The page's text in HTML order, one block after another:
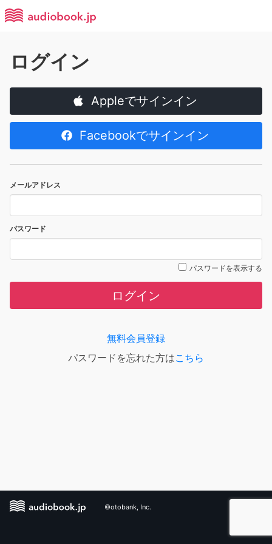
ログイン
Appleでサインイン
Facebookでサインイン
メールアドレス
パスワード
パスワードを表示する
ログイン
無料会員登録
パスワードを忘れた方はこちら
©otobank, Inc.